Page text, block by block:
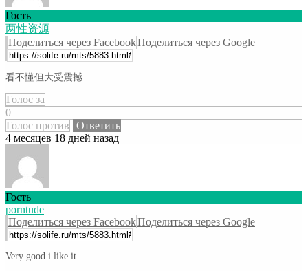
Гость
两性资源
Поделиться через FacebookПоделиться через Google
看不懂但大受震撼
Голос за
0
Голос против
Ответить
4 месяцев 18 дней назад
Гость
porntude
Поделиться через FacebookПоделиться через Google
Very good i like it